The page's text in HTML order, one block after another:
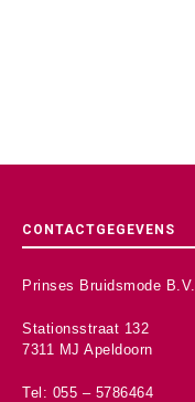
CONTACTGEGEVENS
Prinses Bruidsmode B.V.
Stationsstraat 132
7311 MJ Apeldoorn
Tel: 055 – 5786464